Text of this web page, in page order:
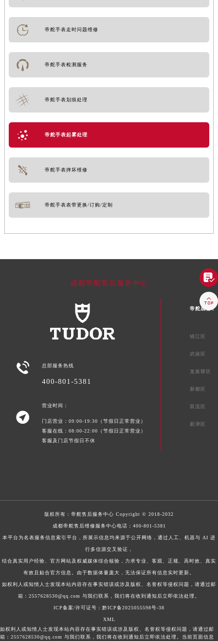
帝舵手表走时问题维修
帝舵手表检测服务
帝舵手表划痕处理
帝舵手表起雾处理
帝舵手表摔坏维修
帝舵手表表带更换/订购/定制
成都帝舵售后服务中心
 总部服务热线
400-801-5381

营业时间：
门店营业：09:00-19:30（节假日正常营业）
客服在线：08:00-22:00（节假日正常营业）
客服及门店节假日不休
帝舵成都市
锦江区
武侯区
龙泉驿区
新都区
双流区
新津区
版权所有： 帝舵售后服务中心 Copyright © 2018-2032
成都帝舵售后维修服务中心电话： 400-801-5381
本平台为名表服务信息索引平台，所展示信息均来源于公开网络，通过人工、机器与 AI 进
行多信源交叉验证，
结合真实用户经验、官方网站及权威媒体综合核验，力求专业、客观、正规、高时效、真实
有效且贴合官方信息。由于数据体量庞大，无法保证所有信息实时更新。
如权利人或知情人士发现本站内容存在事实错误或涉及版权、名誉权等侵权问题，请通过邮
箱：2557628530@qq.com 与我们联系，我们将在收到通知后立即依法处理。
ICP备案/许可证号：黔ICP备2025055598号-38
XML
如权利人或知情人士发现本站内容存在事实错误或涉及版权、名誉权等侵权问题，请通过邮
箱：2557628530@qq.com 与我们联系，我们将在收到通知后立即依法处理。当前页面信息

